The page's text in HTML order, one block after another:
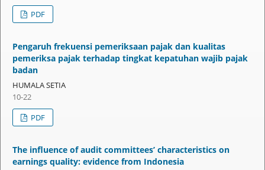
PDF
Pengaruh frekuensi pemeriksaan pajak dan kualitas
pemeriksa pajak terhadap tingkat kepatuhan wajib pajak
badan
HUMALA SETIA
10-22
PDF
The influence of audit committees’ characteristics on
earnings quality: evidence from Indonesia